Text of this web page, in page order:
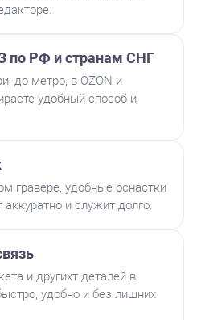
Заказать
2F 88х57мм
водной основе
по РФ и странам СНГ
до метро, в OZON и
удобный способ и
гравере, удобные оснастки
аккуратно и служит долго.
и другихт деталей в
удобно и без лишних